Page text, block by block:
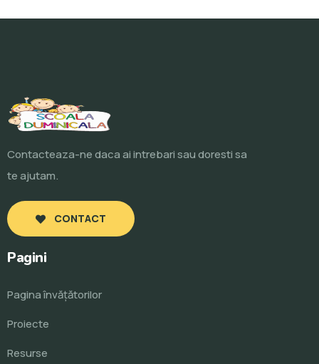
Contacteaza-ne daca ai intrebari sau doresti sa
te ajutam.
CONTACT
Pagini
Pagina învăţătorilor
Proiecte
Resurse